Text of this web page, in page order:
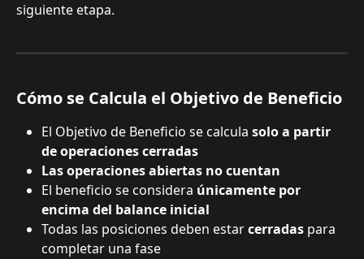
siguiente etapa.
Cómo se Calcula el Objetivo de Beneficio
El Objetivo de Beneficio se calcula solo a partir
de operaciones cerradas
Las operaciones abiertas no cuentan
El beneficio se considera únicamente por
encima del balance inicial
Todas las posiciones deben estar cerradas para
completar una fase